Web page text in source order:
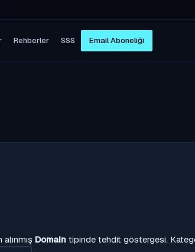
Rehberler SSS Email Aboneliği
Domain tipinde tehdit göstergesi.